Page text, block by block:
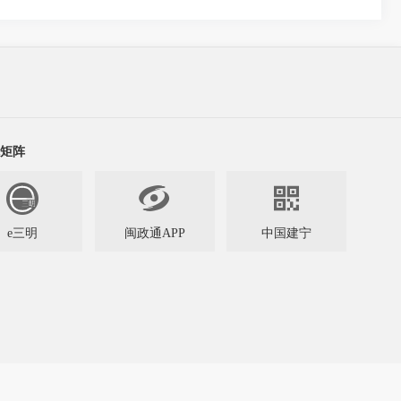
阵
e三明

闽政通APP

中国建宁